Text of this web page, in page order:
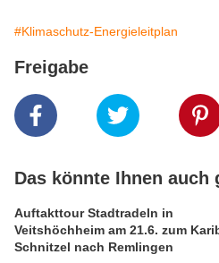
#Klimaschutz-Energieleitplan
Freigabe
Das könnte Ihnen auch
Auftakttour Stadtradeln in
Veitshöchheim am 21.6. zum
Schnitzel nach Remlingen